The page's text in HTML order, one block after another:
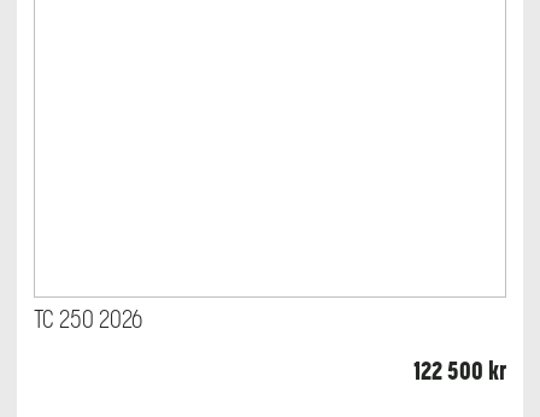
TC 250 2026
122 500 kr